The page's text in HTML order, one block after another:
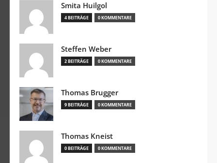
Smita Huilgol
4 BEITRÄGE 0 KOMMENTARE
Steffen Weber
2 BEITRÄGE 0 KOMMENTARE
Thomas Brugger
9 BEITRÄGE 0 KOMMENTARE
Thomas Kneist
0 BEITRÄGE 0 KOMMENTARE